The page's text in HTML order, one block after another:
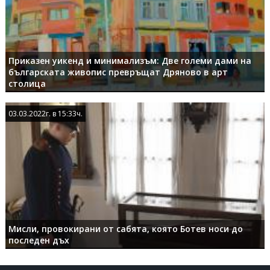
Приказен уикенд и минимализъм: Две големи дами на
българската живопис превръщат Дряново в арт
столица
Мисли, провокирани от сабята, която Ботев носи до
последен дъх
03.03.2022г. в 15:33ч.
03.03.2022г. в 15:33ч.